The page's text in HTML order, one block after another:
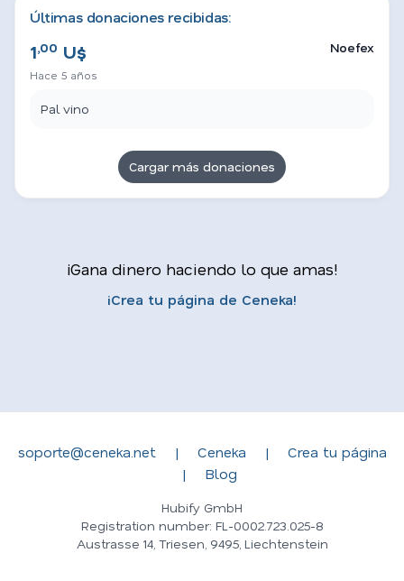
Últimas donaciones recibidas:
1,00 U$
Hace 5 años
Noefex
Pal vino
Cargar más donaciones
¡Gana dinero haciendo lo que amas!
¡Crea tu página de Ceneka!
soporte@ceneka.net | Ceneka |
Crea tu página
|
Blog
Hubify GmbH
Registration number: FL-0002.723.025-8
Austrasse 14, Triesen, 9495, Liechtenstein